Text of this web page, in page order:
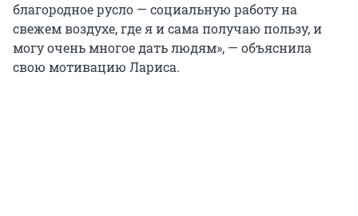
благородное русло — социальную работу на
свежем воздухе, где я и сама получаю пользу, и
могу очень многое дать людям», — объяснила
свою мотивацию Лариса.